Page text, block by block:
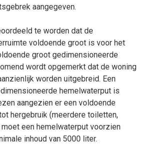
aangegeven.
te worden dat de
voldoende groot is voor het
groot gedimensioneerde
wordt opgemerkt dat de woning
worden uitgebreid. Een
hemelwaterput is
aangezien er een voldoende
hergebruik (meerdere toiletten,
een hemelwaterput voorzien
inhoud van 5000 liter.